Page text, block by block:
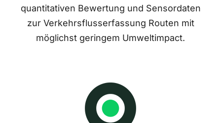
quantitativen Bewertung und Sensordaten
zur Verkehrsflusserfassung Routen mit
möglichst geringem Umweltimpact.